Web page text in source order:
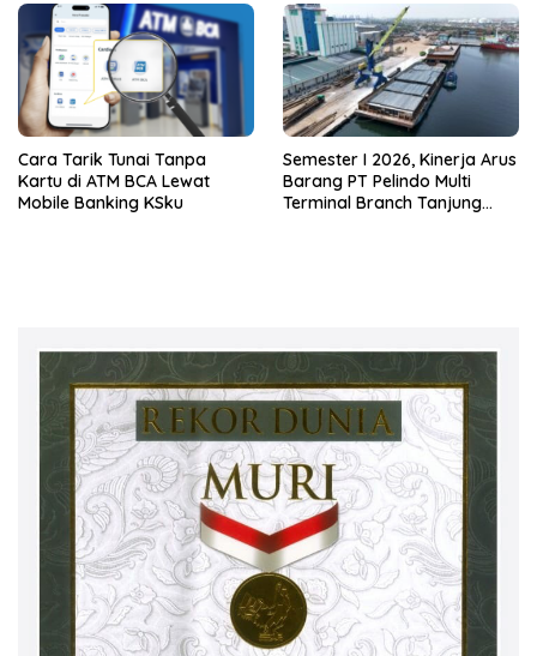
Cara Tarik Tunai Tanpa
Kartu di ATM BCA Lewat
Mobile Banking KSku
Semester I 2026, Kinerja Arus
Barang PT Pelindo Multi
Terminal Branch Tanjung